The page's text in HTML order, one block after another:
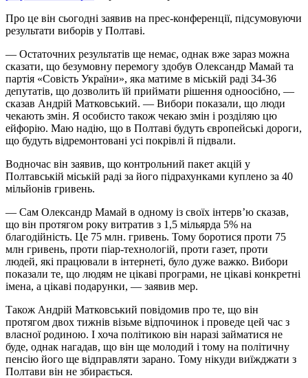
Про це він сьогодні заявив на прес-конференції, підсумовуючи
результати виборів у Полтаві.
— Остаточних результатів ще немає, однак вже зараз можна
сказати, що безумовну перемогу здобув Олександр Мамай та
партія «Совість України», яка матиме в міській раді 34-36
депутатів, що дозволить їй приймати рішення одноосібно, —
сказав Андрій Матковський. — Вибори показали, що люди
чекають змін. Я особисто також чекаю змін і розділяю цю
ейфорію. Маю надію, що в Полтаві будуть європейські дороги,
що будуть відремонтовані усі покрівлі й підвали.
Водночас він заявив, що контрольний пакет акцій у
Полтавській міській раді за його підрахунками куплено за 40
мільйонів гривень.
— Сам Олександр Мамай в одному із своїх інтерв’ю сказав,
що він протягом року витратив з 1,5 мільярда 5% на
благодійність. Це 75 млн. гривень. Тому боротися проти 75
млн гривень, проти піар-технологій, проти газет, проти
людей, які працювали в інтернеті, було дуже важко. Вибори
показали те, що людям не цікаві програми, не цікаві конкретні
імена, а цікаві подарунки, — заявив мер.
Також Андрій Матковський повідомив про те, що він
протягом двох тижнів візьме відпочинок і проведе цей час з
власної родиною. І хоча політикою він наразі займатися не
буде, однак нагадав, що він ще молодий і тому на політичну
пенсію його ще відправляти зарано. Тому нікуди виїжджати з
Полтави він не збирається.